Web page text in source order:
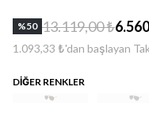
%50 13.119,00 ₺
1.093,33 ₺'dan başlayan
DİĞER RENKLER